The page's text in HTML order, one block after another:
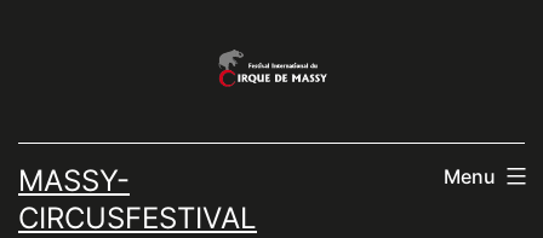
MASSY-
CIRCUSFESTIVAL
Menu